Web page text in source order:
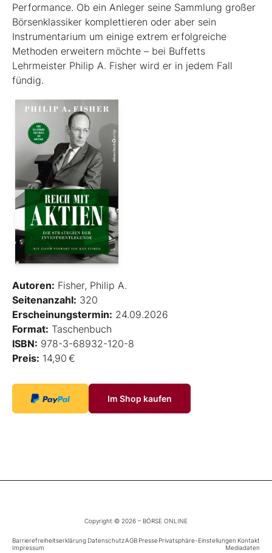
Performance. Ob ein Anleger seine Sammlung großer
Börsenklassiker komplettieren oder aber sein
Instrumentarium um einige extrem erfolgreiche
Methoden erweitern möchte – bei Buffetts
Lehrmeister Philip A. Fisher wird er in jedem Fall
fündig.
Autoren: Fisher, Philip A.
Seitenanzahl: 320
Erscheinungstermin: 24.09.2026
Format: Taschenbuch
ISBN: 978-3-68932-120-8
Preis: 14,90 €
Im Shop kaufen
Copyright © 2026 – BÖRSE ONLINE
Barrierefreiheitserklärung DatenschutzAGB PressePrivatsphäre-Einstellungen Kontakt
Impressum
Mediadaten